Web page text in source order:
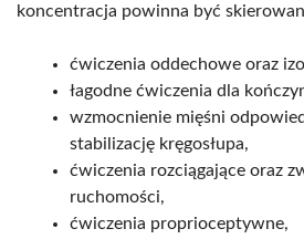
koncentracja powinna być
ćwiczenia oddechowe oraz
łagodne ćwiczenia dla
wzmocnienie mięśni
stabilizację kręgosłupa,
ćwiczenia rozciągające oraz
ruchomości,
ćwiczenia proprioceptywne,